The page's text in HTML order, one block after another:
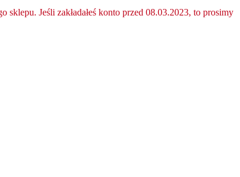
Jeśli zakładałeś konto przed 08.03.2023, to prosimy